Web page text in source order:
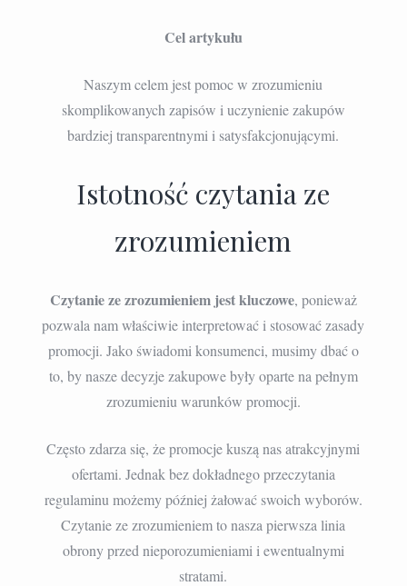
Cel artykułu
Naszym celem jest pomoc w zrozumieniu
skomplikowanych zapisów i uczynienie zakupów
bardziej transparentnymi i satysfakcjonującymi.
Istotność czytania ze
zrozumieniem
Czytanie ze zrozumieniem jest kluczowe, ponieważ
pozwala nam właściwie interpretować i stosować zasady
promocji. Jako świadomi konsumenci, musimy dbać o
to, by nasze decyzje zakupowe były oparte na pełnym
zrozumieniu warunków promocji.
Często zdarza się, że promocje kuszą nas atrakcyjnymi
ofertami. Jednak bez dokładnego przeczytania
regulaminu możemy później żałować swoich wyborów.
Czytanie ze zrozumieniem to nasza pierwsza linia
obrony przed nieporozumieniami i ewentualnymi
stratami.